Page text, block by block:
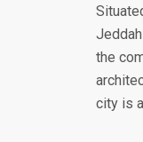
the
city is